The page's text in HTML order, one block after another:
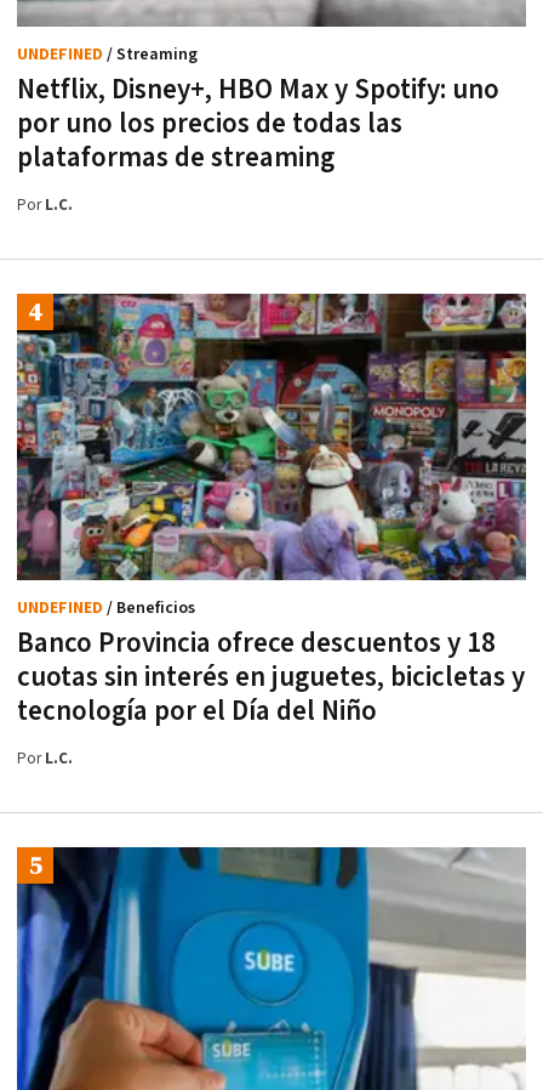
Netflix, Disney+, HBO Max y Spotify: uno
por uno los precios de todas las
plataformas de streaming
UNDEFINED / Streaming
PorL.C.
Banco Provincia ofrece descuentos y 18
cuotas sin interés en juguetes, bicicletas y
tecnología por el Día del Niño
UNDEFINED / Beneficios
PorL.C.